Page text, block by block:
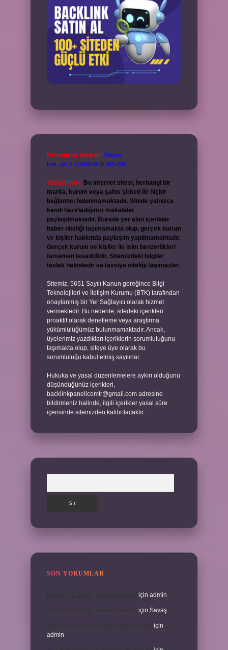
Reklam ve İletişim: Skype:
live:.cid.575569c608265c69
Yasal Uyarı: Bu internet sitesi, herhangi bir
marka, kurum veya şahıs şirketi ile hiçbir
bağlantısı bulunmamaktadır. Sitede yalnızca
kendi hazırladığımız makaleler
paylaşılmaktadır. Burada yer alan içerikler
haber niteliği taşımamakta olup, gerçek kurum
ve kişiler hakkında paylaşım yapılmamaktadır.
Gerçek kurum ve kişiler ile isim benzerlikleri
tamamen tesadüfidir. Sitemizdeki bilgiler
taslak halindedir ve tavsiye niteliği taşımazlar.
Sitemiz, 5651 Sayılı Kanun gereğince Bilgi
Teknolojileri ve İletişim Kurumu (BTK) tarafından
onaylanmış bir Yer Sağlayıcı olarak hizmet
vermektedir. Bu nedenle, sitedeki içerikleri
proaktif olarak denetleme veya araştırma
yükümlülüğümüz bulunmamaktadır. Ancak,
üyelerimiz yazdıkları içeriklerin sorumluluğunu
taşımakta olup, siteye üye olarak bu
sorumluluğu kabul etmiş sayılırlar.
Hukuka ve yasal düzenlemelere aykırı olduğunu
düşündüğünüz içerikleri,
backlinkpanelicomtr@gmail.com adresine
bildirmeniz halinde, ilgili içerikler yasal süre
içerisinde sitemizden kaldırılacaktır.
SON YORUMLAR
için admin
için Savaş
için
admin